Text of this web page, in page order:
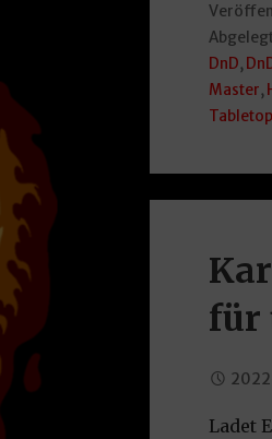
DnD,
Master,
Tabletop
für
Ladet